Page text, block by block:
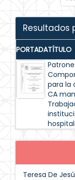
Resultados
PORTADATÍTULO
para la
CA
Teresa De